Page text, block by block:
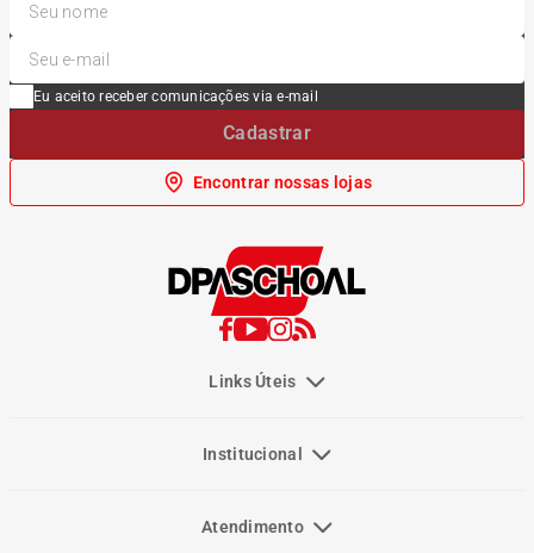
Eu aceito receber comunicações via e-mail
Cadastrar
Encontrar nossas lojas
Links Úteis
Institucional
Atendimento